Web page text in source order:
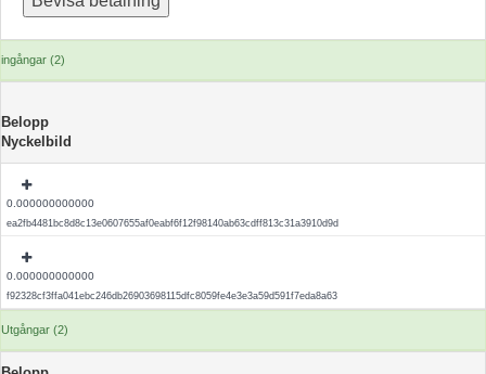
ingångar (2)
Belopp
Nyckelbild
0.000000000000
ea2fb4481bc8d8c13e0607655af0eabf6f12f98140ab63cdff813c31a3910d9d
0.000000000000
f92328cf3ffa041ebc246db26903698115dfc8059fe4e3e3a59d591f7eda8a63
Utgångar (2)